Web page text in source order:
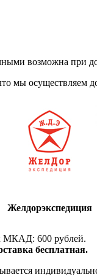
возможна при
мы осуществляем
Желдорэкспедиция
МКАД: 600 рублей.
бесплатная.